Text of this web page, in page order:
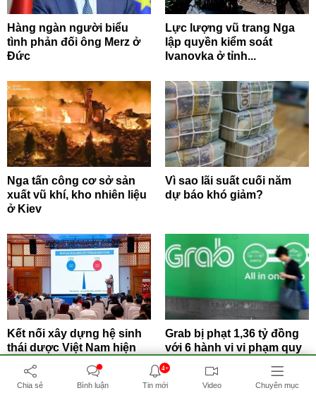
Hàng ngàn người biểu
tình phản đối ông Merz ở
Đức
Lực lượng vũ trang Nga
lập quyền kiểm soát
Ivanovka ở tỉnh...
Nga tấn công cơ sở sản
xuất vũ khí, kho nhiên liệu
ở Kiev
Vì sao lãi suất cuối năm
dự báo khó giảm?
Kết nối xây dựng hệ sinh
thái dược Việt Nam hiện
Grab bị phạt 1,36 tỷ đồng
với 6 hành vi vi phạm quy
định...
Chia sẻ Bình luận
4+
Tin mới Video Chuyên mục